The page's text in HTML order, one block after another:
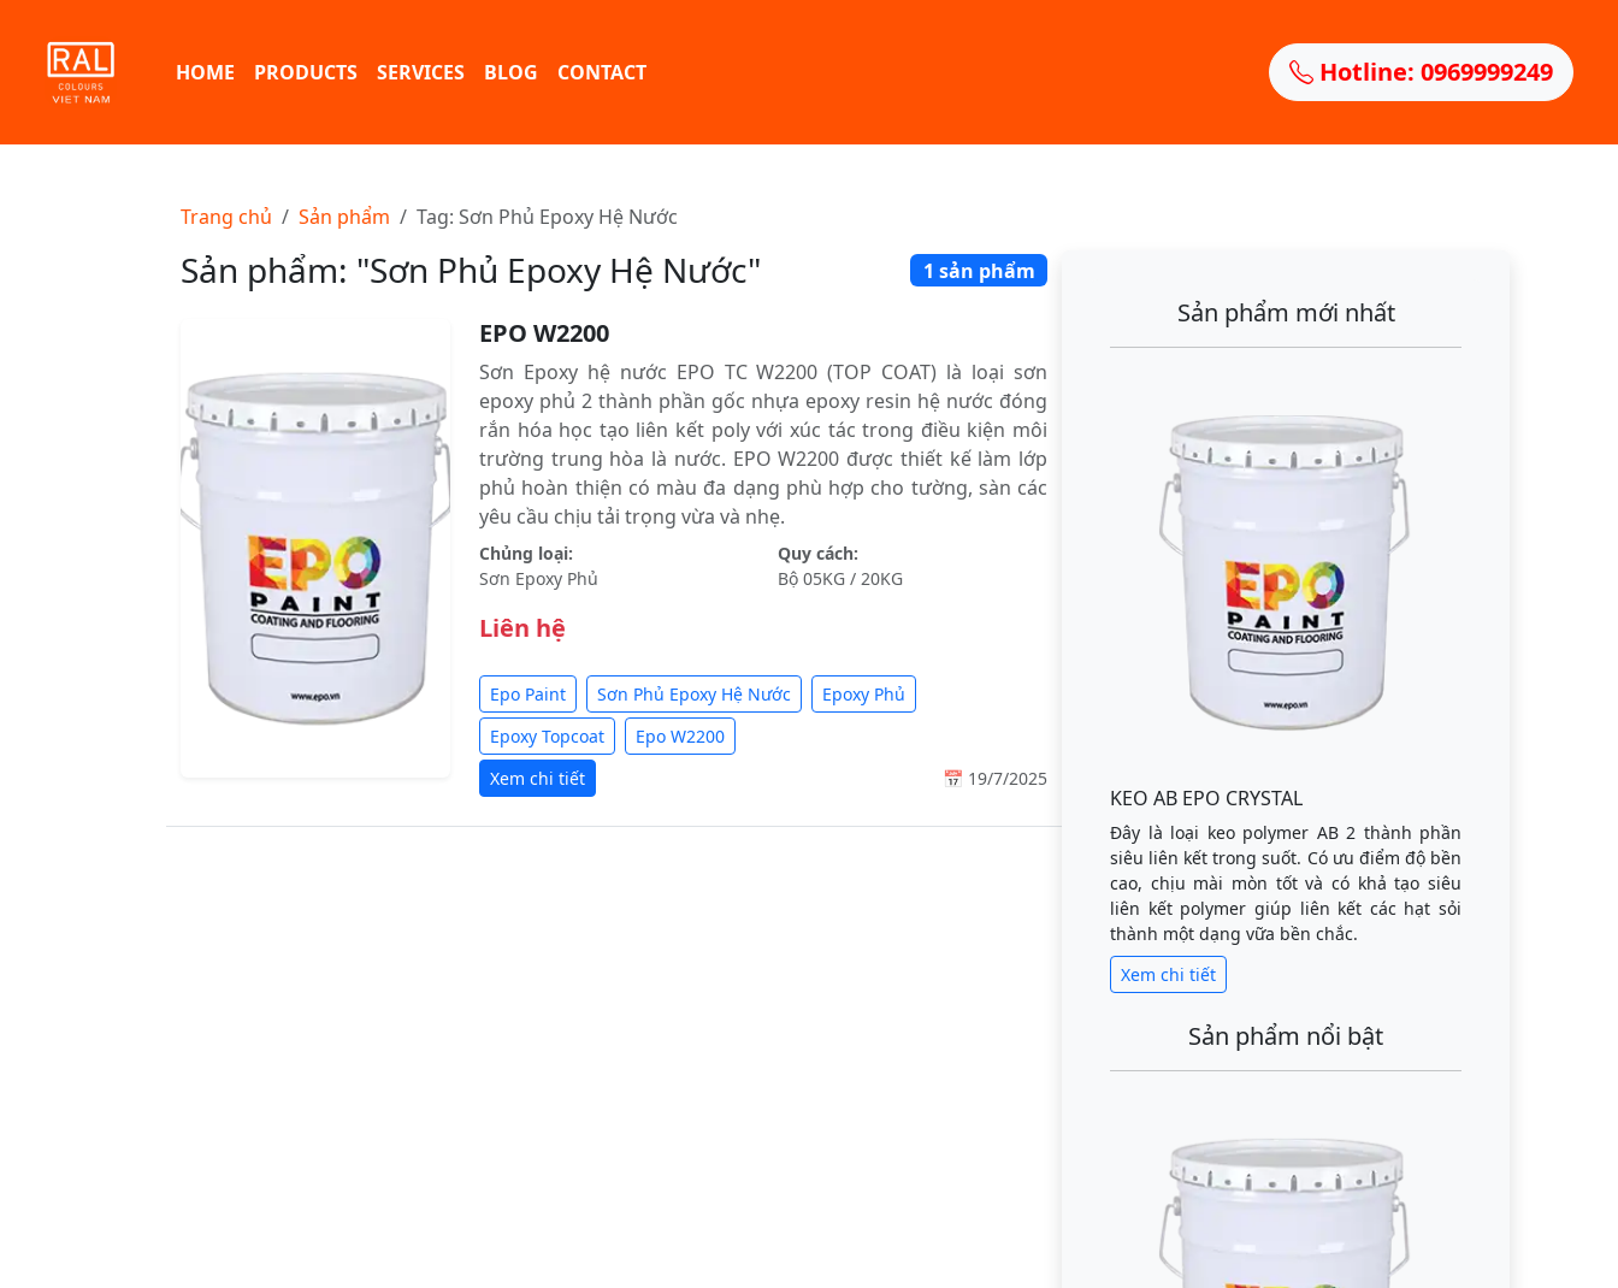
HOME PRODUCTS SERVICES BLOG CONTACT Hotline: 0969999249
Trang chủ Sản phẩm Tag: Sơn Phủ Epoxy Hệ Nước
Sản phẩm: "Sơn Phủ Epoxy Hệ Nước" 1 sản phẩm
EPO W2200
Sơn Epoxy hệ nước EPO TC W2200 (TOP COAT) là loại sơn
epoxy phủ 2 thành phần gốc nhựa epoxy resin hệ nước đóng
rắn hóa học tạo liên kết poly với xúc tác trong điều kiện môi
trường trung hòa là nước. EPO W2200 được thiết kế làm lớp
phủ hoàn thiện có màu đa dạng phù hợp cho tường, sàn các
yêu cầu chịu tải trọng vừa và nhẹ.
Chủng loại:
Sơn Epoxy Phủ
Quy cách:
Bộ 05KG / 20KG
Liên hệ
Epo Paint Sơn Phủ Epoxy Hệ Nước
Epoxy Phủ
Epoxy Topcoat
Epo W2200
Xem chi tiết
📅 19/7/2025
Sản phẩm mới nhất
KEO AB EPO CRYSTAL
Đây là loại keo polymer AB 2 thành phần
siêu liên kết trong suốt. Có ưu điểm độ bền
cao, chịu mài mòn tốt và có khả tạo siêu
liên kết polymer giúp liên kết các hạt sỏi
thành một dạng vữa bền chắc.
Xem chi tiết
Sản phẩm nổi bật